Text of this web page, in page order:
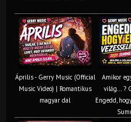
Április - Gerry Music (Official
Music Video) | Romantikus
magyar dal
Amikor
világ... ?
Engedd,